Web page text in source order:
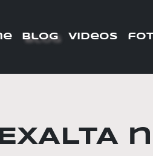
blog videos